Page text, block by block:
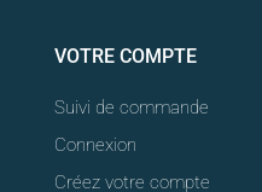
VOTRE COMPTE
Suivi de commande
Connexion
Créez votre compte